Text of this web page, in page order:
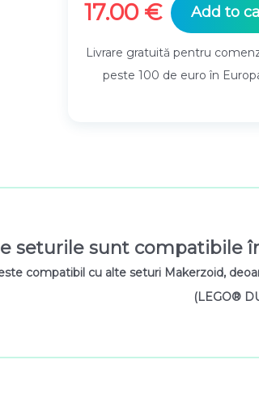
17.00 € Add to
Livrare gratuită pentru
peste 100 de euro în
seturile sunt compatibile
compatibil cu alte seturi Makerzoid,
(LEGO®